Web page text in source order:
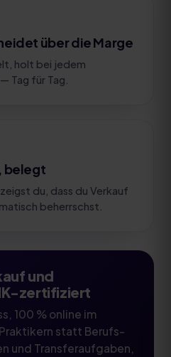
über die Marge
holt bei jedem
Tag für Tag.
belegt
du, dass du Verkauf
beherrschst.
und
zertifiziert
100 % online im
statt Berufs-
und Transferaufgaben,